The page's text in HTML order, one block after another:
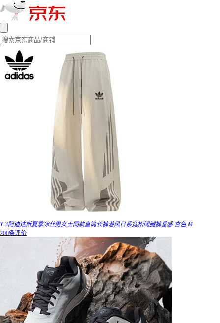
Y-3阿迪达斯夏季冰丝男女士同款直筒长裤港风日系宽松阔腿裤垂感 杏色 M
200条评价